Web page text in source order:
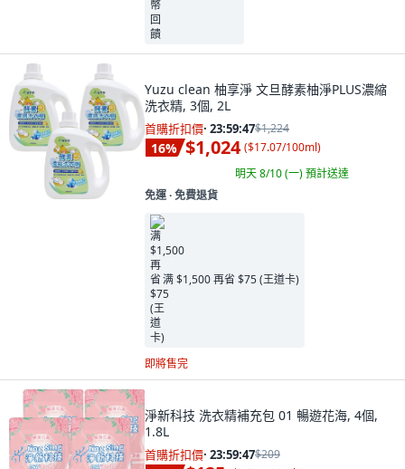
Yuzu clean 柚享淨 文旦酵素柚淨PLUS濃縮
洗衣精, 3個, 2L
首購折扣價· 23:59:45$1,224
16% $1,024 ($17.07/100ml)
明天 8/10 (一)預計送達
免運 ∙ 免費退貨
满 $1,500 再省 $75 (王道卡)
即將售完
淨新科技 洗衣精補充包 01 暢遊花海, 4個,
1.8L
首購折扣價· 23:59:45$209